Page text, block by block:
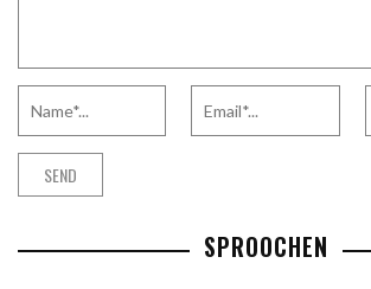
SPROOCHEN